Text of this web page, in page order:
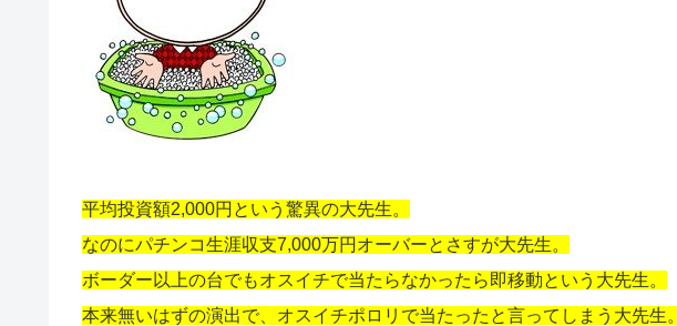
平均投資額2,000円という驚異の大先生。
なのにパチンコ生涯収支7,000万円オーバーとさすが大先生。
ボーダー以上の台でもオスイチで当たらなかったら即移動という大先生。
本来無いはずの演出で、オスイチポロリで当たったと言ってしまう大先生。